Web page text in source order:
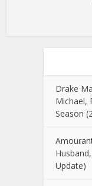
Drake
Michael,
Season
Update)